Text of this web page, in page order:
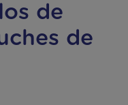
de
de